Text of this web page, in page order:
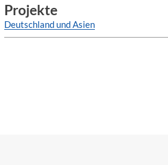
Projekte
Deutschland und Asien